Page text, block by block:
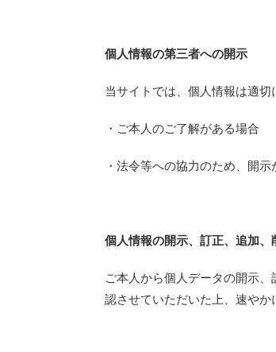
個人情報の第三者への開示
当サイトでは、個人情報は適切
・ご本人のご了解がある場合
・法令等への協力のため、開
個人情報の開示、訂正、追加、
ご本人から個人データの開示
認させていただいた上、速やか